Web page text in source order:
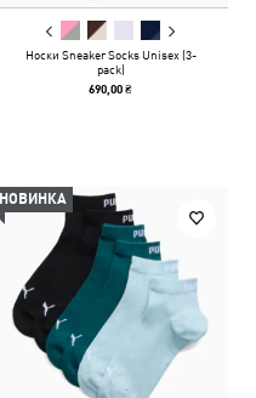
Носки Sneaker Socks Unisex (3-
pack)
690,00 ₴
НОВИНКА